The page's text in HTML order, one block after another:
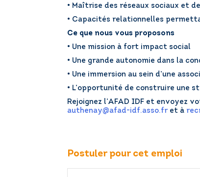
• Maîtrise des réseaux sociaux et
• Capacités relationnelles
Ce que nous vous proposons
• Une mission à fort impact social
• Une grande autonomie dans la
• Une immersion au sein d’une
• L’opportunité de construire une
Rejoignez l’AFAD IDF et envoyez
authenay@afad-idf.asso.fret à
Postuler pour cet emploi